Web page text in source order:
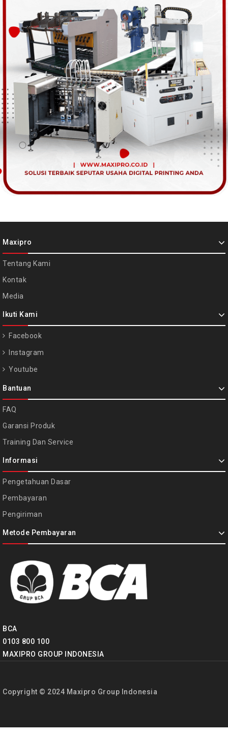
Maxipro
Tentang Kami
Kontak
Media
Ikuti Kami
Facebook
Instagram
Youtube
Bantuan
FAQ
Garansi Produk
Training Dan Service
Informasi
Pengetahuan Dasar
Pembayaran
Pengiriman
Metode Pembayaran
BCA
0103 800 100
MAXIPRO GROUP INDONESIA
Copyright © 2024 Maxipro Group Indonesia